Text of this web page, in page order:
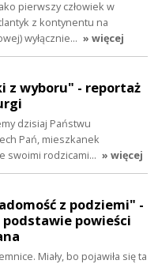
pierwszy człowiek w
z kontynentu na
wyłącznie… » więcej
z wyboru" - reportaż
dzisiaj Państwu
Pań, mieszkanek
swoimi rodzicami… » więcej
z podziemi" -
powieści
Miały, bo pojawiła się ta